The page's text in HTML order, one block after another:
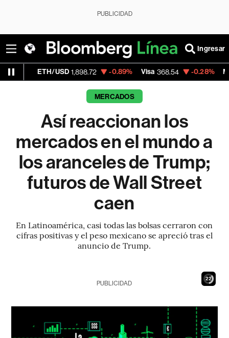
PUBLICIDAD
Ingresar
1,898.72 -0.89% Visa 368.54 -0.28% MercadoLibre
MERCADOS
Así reaccionan los
mercados en el mundo a
los aranceles de Trump;
futuros de Wall Street
caen
En Latinoamérica, casi todas las bolsas cerraron con
cifras positivas y el peso mexicano se apreció tras el
anuncio de Trump.
20
PUBLICIDAD